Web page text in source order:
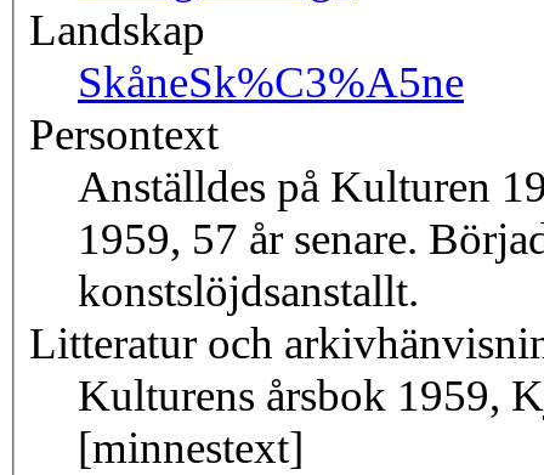
Landskap
SkåneSk%C3%A5ne
Persontext
Anställdes på Kulturen
1959, 57 år senare.
konstslöjdsanstallt.
Litteratur och
Kulturens årsbok 1959,
[minnestext]